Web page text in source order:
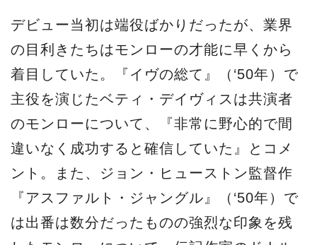
デビュー当初は端役ばかりだったが、業界
の目利きたちはモンローの才能に早くから
着目していた。『イヴの総て』（‘50年）で
主役を演じたベティ・デイヴィスは共演者
のモンローについて、『非常に野心的で間
違いなく成功すると確信していた』とコメ
ント。また、ジョン・ヒューストン監督作
『アスファルト・ジャングル』（‘50年）で
は出番は数分だったものの強烈な印象を残